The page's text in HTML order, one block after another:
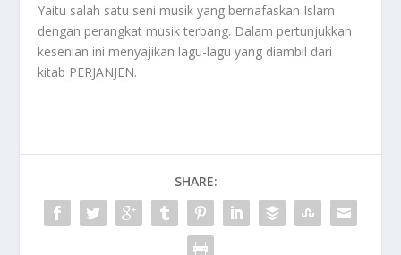
Yaitu salah satu seni musik yang bernafaskan Islam
dengan perangkat musik terbang. Dalam pertunjukkan
kesenian ini menyajikan lagu-lagu yang diambil dari
kitab PERJANJEN.
SHARE: